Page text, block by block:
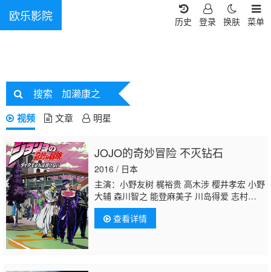
欧乐影院 菜单
换肤
登录
历史
搜索 加濑康之
视频 文章 明星
JOJO的奇妙冒险 不灭钻石
2016 / 日本
主演：小野友树 梶裕贵 高木涉 樱井孝宏 小野
大辅 森川智之 能登麻美子 川岛得爱 志村知
幸 石冢运升 丰口惠美 大川透 森久保祥太
郎 原纱友里 山口胜平 大原沙耶香 岛村侑 佐
藤利奈 千叶繁 坂本千夏
查看详情